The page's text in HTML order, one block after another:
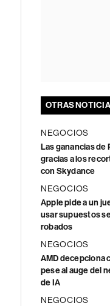
OTRAS
NEGOCIOS
Las ganancias de
gracias a los
con Skydance
NEGOCIOS
Apple pide a un
usar supuestos
robados
NEGOCIOS
AMD decepciona
pese al auge del
de IA
NEGOCIOS